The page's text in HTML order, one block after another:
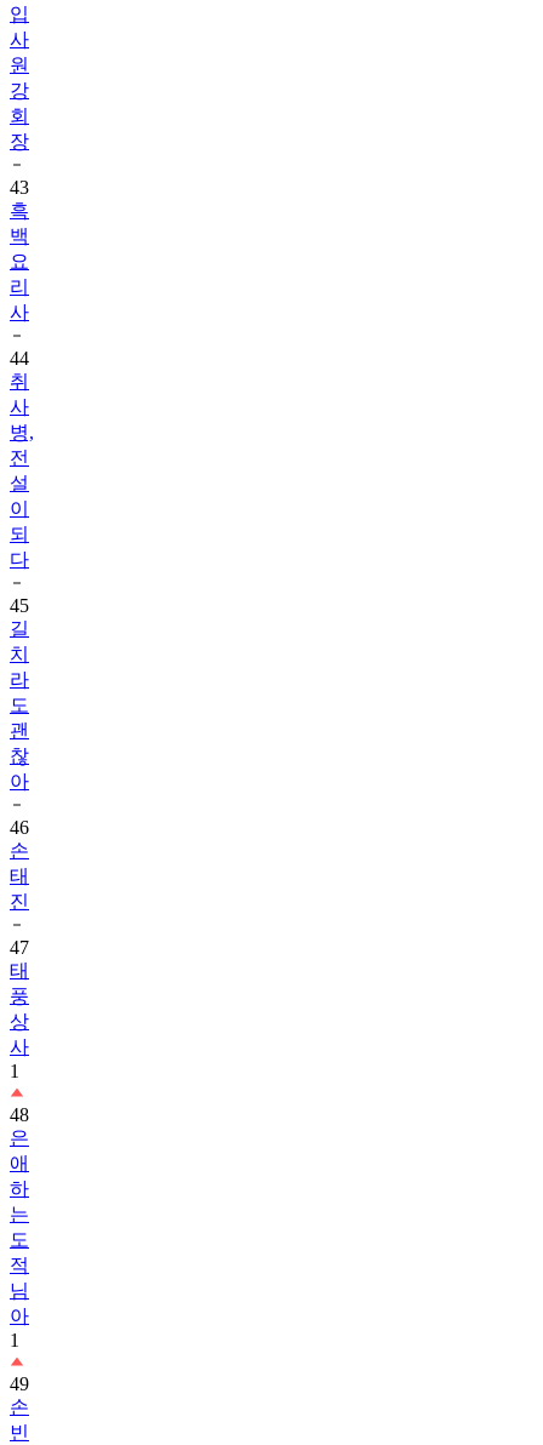
입
사
원
강
회
장
43
흑
백
요
리
사
44
취
사
병,
전
설
이
되
다
45
길
치
라
도
괜
찮
아
46
손
태
진
47
태
풍
상
사
1
48
은
애
하
는
도
적
님
아
1
49
손
빈